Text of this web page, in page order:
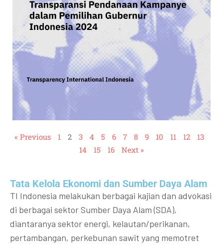
« Previous 1 2 3 4 5 6 7 8 9 10 11 12
13
14
15 16 Next »
Tata Kelola Ekonomi dan Sumber Daya Alam
TI Indonesia melakukan berbagai kajian dan advokasi
di berbagai sektor Sumber Daya Alam (SDA),
diantaranya sektor energi, kelautan/perikanan,
pertambangan, perkebunan sawit yang memotret